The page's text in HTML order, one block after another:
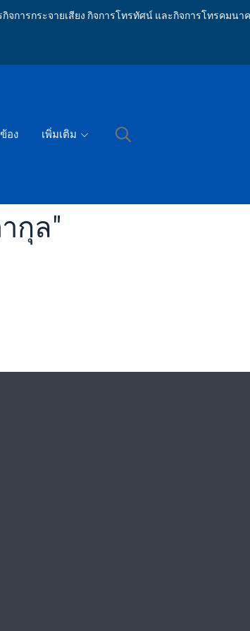
การกระจายเสียง กิจการโทรทัศน์ และกิจการโทรคมนา
อง เพิ่มเติม
กุล"